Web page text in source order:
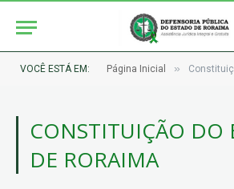
VOCÊ ESTÁ EM: Página Inicial »
CONSTITUIÇÃO DO
DE RORAIMA